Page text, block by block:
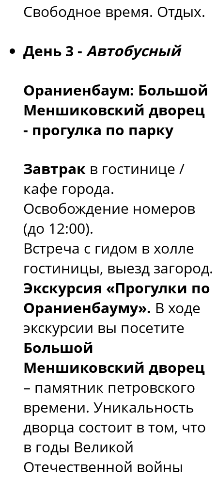
Свободное время. Отдых.
День 3 - Автобусный
Ораниенбаум: Большой
Меншиковский дворец
- прогулка по парку
Завтрак в гостинице /
кафе города.
Освобождение номеров
(до 12:00).
Встреча с гидом в холле
гостиницы, выезд загород.
Экскурсия «Прогулки по
Ораниенбауму». В ходе
экскурсии вы посетите
Большой
Меншиковский дворец
– памятник петровского
времени. Уникальность
дворца состоит в том, что
в годы Великой
Отечественной войны